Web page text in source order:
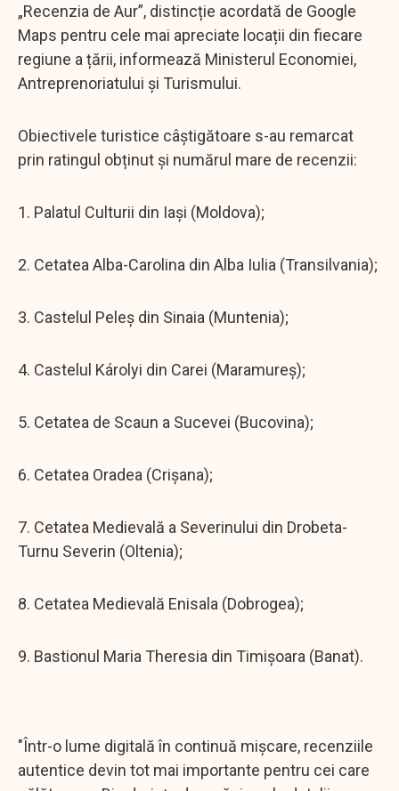
„Recenzia de Aur”, distincție acordată de Google
Maps pentru cele mai apreciate locații din fiecare
regiune a țării, informează Ministerul Economiei,
Antreprenoriatului și Turismului.
Obiectivele turistice câștigătoare s-au remarcat
prin ratingul obținut și numărul mare de recenzii:
1. Palatul Culturii din Iași (Moldova);
2. Cetatea Alba-Carolina din Alba Iulia (Transilvania);
3. Castelul Peleș din Sinaia (Muntenia);
4. Castelul Károlyi din Carei (Maramureș);
5. Cetatea de Scaun a Sucevei (Bucovina);
6. Cetatea Oradea (Crișana);
7. Cetatea Medievală a Severinului din Drobeta-
Turnu Severin (Oltenia);
8. Cetatea Medievală Enisala (Dobrogea);
9. Bastionul Maria Theresia din Timișoara (Banat).
"Într-o lume digitală în continuă mișcare, recenziile
autentice devin tot mai importante pentru cei care